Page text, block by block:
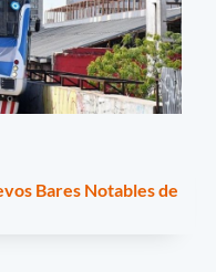
Bares Notables de